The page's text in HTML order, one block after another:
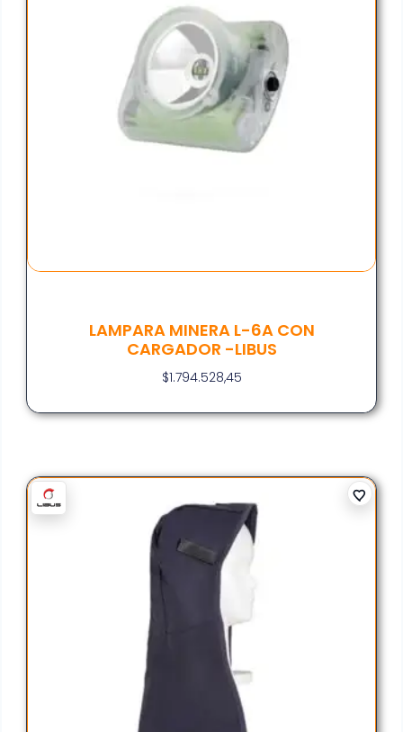
LAMPARA MINERA L-6A CON
CARGADOR -LIBUS
$1.794.528,45